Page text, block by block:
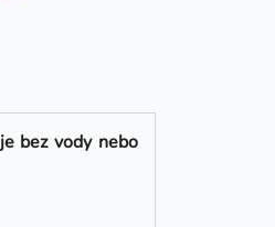
bez vody nebo